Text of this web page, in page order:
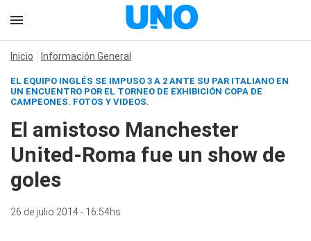
Inicio Información General
EL EQUIPO INGLÉS SE IMPUSO 3 A 2 ANTE SU PAR ITALIANO EN
UN ENCUENTRO POR EL TORNEO DE EXHIBICIÓN COPA DE
CAMPEONES. FOTOS Y VIDEOS.
El amistoso Manchester
United-Roma fue un show de
goles
26 de julio 2014 - 16:54hs